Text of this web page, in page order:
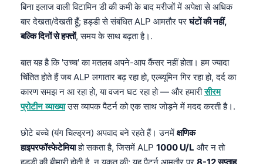
बिना इलाज वाली विटामिन डी की कमी के बाद मरीजों में अपेक्षा से अधिक
बार देखता/देखती हूँ; हड्डी से संबंधित ALP आमतौर परघंटों की नहीं,
बल्कि दिनों से हफ्तों, समय के साथ बढ़ता है।.
बात यह है कि 'उच्च' का मतलब अपने-आप कैंसर नहीं होता। हम ज्यादा
चिंतित होते हैं जब ALP लगातार बढ़ रहा हो, एल्ब्यूमिन गिर रहा हो, दर्द का
कारण समझ न आ रहा हो, या वजन घट रहा हो — और हमारीसीरम
प्रोटीन व्याख्याउस व्यापक पैटर्न को एक साथ जोड़ने में मदद करती है।.
छोटे बच्चे (यंग चिल्ड्रन) अपवाद बने रहते हैं। उनमें क्षणिक
हाइपरफॉस्फेटेमियाहो सकता है, जिसमें ALP 1000 U/L और न तो